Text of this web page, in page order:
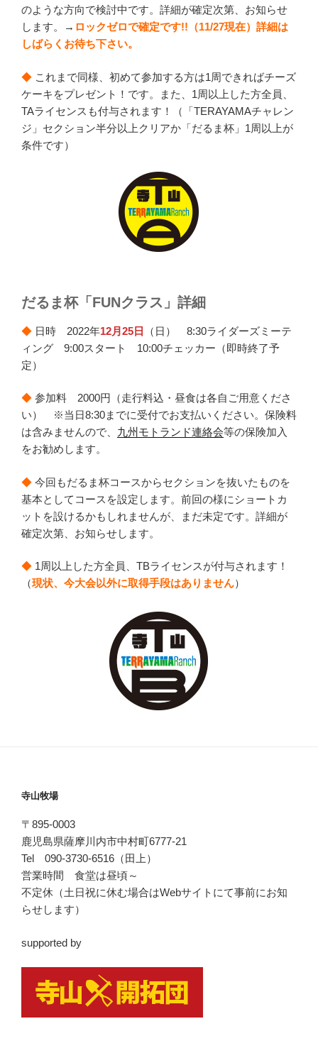
のような方向で検討中です。詳細が確定次第、お知らせ
します。→ ロックゼロで確定です!!（11/27現在）詳細は
しばらくお待ち下さい。
◆ これまで同様、初めて参加する方は1周できればチーズ
ケーキをプレゼント！です。また、1周以上した方全員、
TAライセンスも付与されます！（「TERAYAMAチャレン
ジ」セクション半分以上クリアか「だるま杯」1周以上が
条件です）
だるま杯「FUNクラス」詳細
◆ 日時 2022年12月25日
（日） 8:30ライダーズミーテ
ィング 9:00スタート 10:00チェッカー（即時終了予
定）
◆ 参加料 2000円（走行料込・昼食は各自ご用意くださ
い） ※当日8:30までに受付でお支払いください。保険料
は含みませんので、 九州モトランド連絡会等の保険加入
をお勧めします。
◆ 今回もだるま杯コースからセクションを抜いたものを
基本としてコースを設定します。前回の様にショートカ
ットを設けるかもしれませんが、まだ未定です。詳細が
確定次第、お知らせします。
◆ 1周以上した方全員、TBライセンスが付与されます！
（現状、 今大会以外に取得手段はありません）
寺山牧場
〒895-0003
鹿児島県薩摩川内市中村町6777-21
Tel 090-3730-6516（田上）
営業時間 食堂は昼頃～
不定休（土日祝に休む場合はWebサイトにて事前にお知
らせします）
supported by